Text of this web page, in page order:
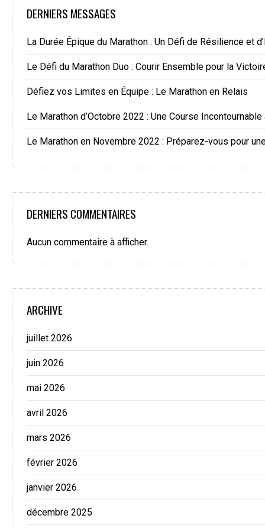
DERNIERS MESSAGES
La Durée Épique du Marathon : Un Défi de Résilience et
Le Défi du Marathon Duo : Courir Ensemble pour la
Défiez vos Limites en Équipe : Le Marathon en Relais
Le Marathon d’Octobre 2022 : Une Course
Le Marathon en Novembre 2022 : Préparez-vous pour
DERNIERS COMMENTAIRES
Aucun commentaire à afficher.
ARCHIVE
juillet 2026
juin 2026
mai 2026
avril 2026
mars 2026
février 2026
janvier 2026
décembre 2025